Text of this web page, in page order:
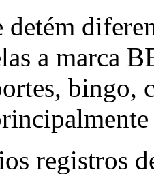
detém
a marca
bingo,
registros